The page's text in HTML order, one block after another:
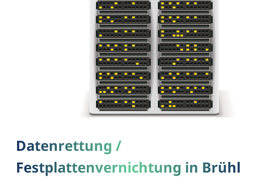
Datenrettung /
Festplattenvernichtung in Brühl